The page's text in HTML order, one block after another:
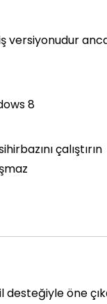
versiyonudur
8
çalıştırın
desteğiyle öne